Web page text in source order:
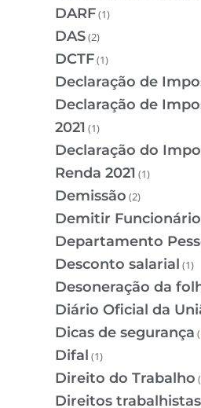
DARF(1)
DAS(2)
DCTF(1)
Declaração de
Declaração de
2021 (1)
Declaração do
Renda 2021 (1)
Demissão (2)
Demitir Funcionário
Departamento
Desconto salarial (1)
Desoneração da
Diário Oficial da
Dicas de segurança
Difal (1)
Direito do Trabalho
Direitos trabalhistas